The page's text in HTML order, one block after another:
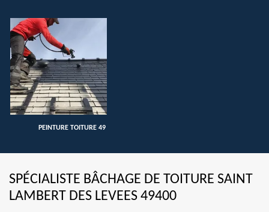
PEINTURE TOITURE 49
SPÉCIALISTE BÂCHAGE DE TOITURE SAINT
LAMBERT DES LEVEES 49400